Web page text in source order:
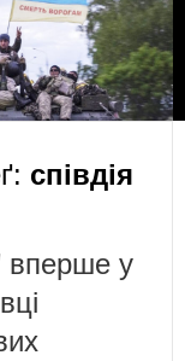
співдія
вперше у